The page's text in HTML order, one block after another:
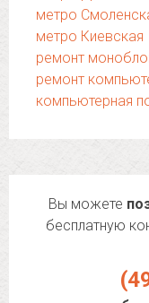
метро
метро Киевская
ремонт
ремонт
компьютерная
Вы можете
бесплатную